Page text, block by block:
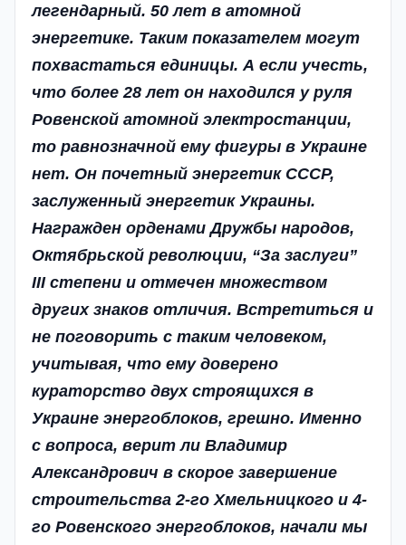
легендарный. 50 лет в атомной
энергетике. Таким показателем могут
похвастаться единицы. А если учесть,
что более 28 лет он находился у руля
Ровенской атомной электростанции,
то равнозначной ему фигуры в Украине
нет. Он почетный энергетик СССР,
заслуженный энергетик Украины.
Награжден орденами Дружбы народов,
Октябрьской революции, “За заслуги”
III степени и отмечен множеством
других знаков отличия. Встретиться и
не поговорить с таким человеком,
учитывая, что ему доверено
кураторство двух строящихся в
Украине энергоблоков, грешно. Именно
с вопроса, верит ли Владимир
Александрович в скорое завершение
строительства 2-го Хмельницкого и 4-
го Ровенского энергоблоков, начали мы